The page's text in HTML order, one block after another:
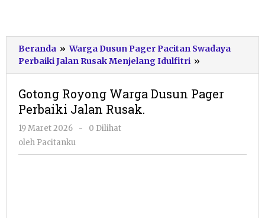
Beranda » Warga Dusun Pager Pacitan Swadaya
Perbaiki Jalan Rusak Menjelang Idulfitri »
Royong
Dusun
Gotong Royong Warga Dusun Pager
Perbaiki Jalan Rusak.
19 Maret 2026
oleh
-
0 Dilihat
oleh Pacitanku